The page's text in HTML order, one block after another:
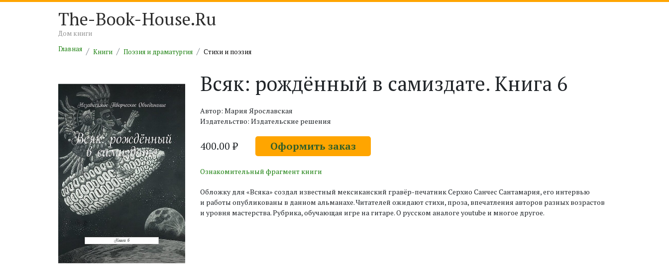
The-Book-House.Ru
Дом книги
Главная
Книги Поэзия и драматургия Cтихи и поэзия
Всяк: рождённый в самиздате. Книга 6
Автор: Мария Ярославская
Издательство: Издательские решения
400.00 ₽ Оформить заказ
Ознакомительный фрагмент книги
Обложку для «Всяка» создал известный мексиканский гравёр-печатник Серхио Санчес Сантамария, его интервью
и работы опубликованы в данном альманахе. Читателей ожидают стихи, проза, впечатления авторов разных возрастов
и уровня мастерства. Рубрика, обучающая игре на гитаре. О русском аналоге youtube и многое другое.